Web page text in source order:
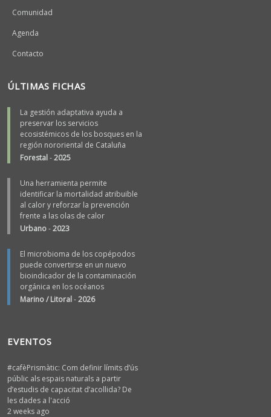
Comunidad
Agenda
Contacto
ÚLTIMAS FICHAS
La gestión adaptativa ayuda a
preservar los servicios
ecosistémicos de los bosques en la
región nororiental de Cataluña
Forestal-2025
Una herramienta permite
identificar la mortalidad atribuible
al calor y reforzar la prevención
frente a las olas de calor
Urbano-2023
El microbioma de los copépodos
puede convertirse en un nuevo
bioindicador de la contaminación
orgánica en los océanos
Marino / Litoral-2026
EVENTOS
#cafèPrismàtic: Com definir límits d’ús
públic als espais naturals a partir
d’estudis de capacitat d’acollida? De
les dades a l'acció
2 weeks ago